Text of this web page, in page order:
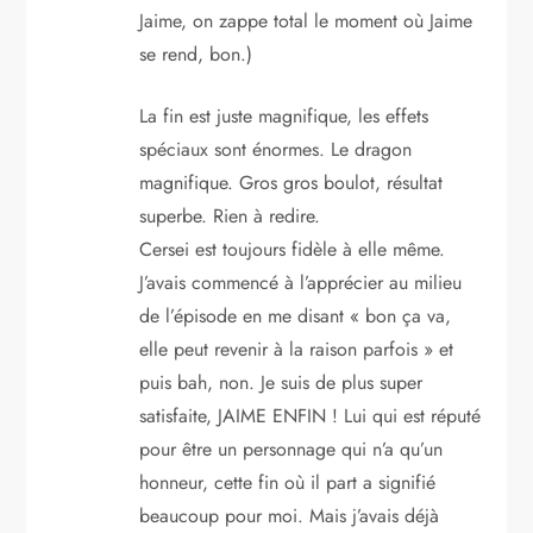
Jaime, on zappe total le moment où Jaime
se rend, bon.)
La fin est juste magnifique, les effets
spéciaux sont énormes. Le dragon
magnifique. Gros gros boulot, résultat
superbe. Rien à redire.
Cersei est toujours fidèle à elle même.
J’avais commencé à l’apprécier au milieu
de l’épisode en me disant « bon ça va,
elle peut revenir à la raison parfois » et
puis bah, non. Je suis de plus super
satisfaite, JAIME ENFIN ! Lui qui est réputé
pour être un personnage qui n’a qu’un
honneur, cette fin où il part a signifié
beaucoup pour moi. Mais j’avais déjà